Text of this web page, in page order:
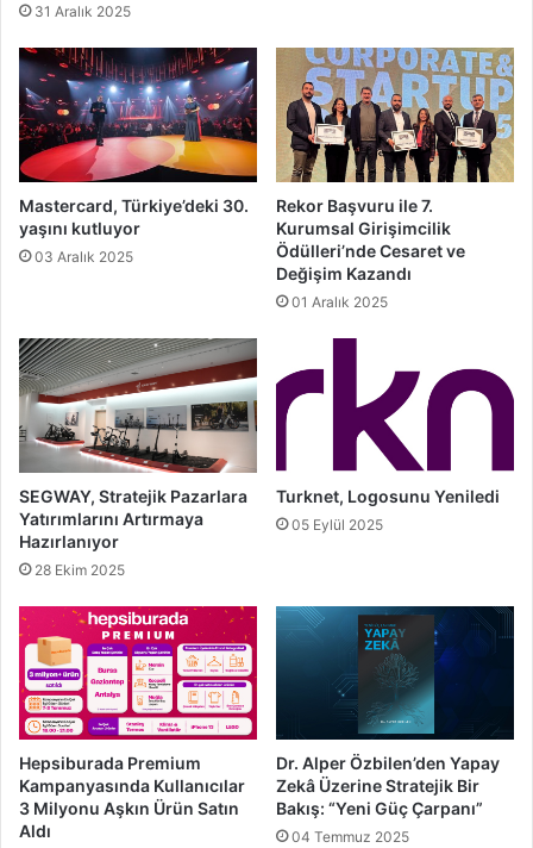
31 Aralık 2025
Mastercard, Türkiye’deki 30.
yaşını kutluyor
03 Aralık 2025
Rekor Başvuru ile 7.
Kurumsal Girişimcilik
Ödülleri’nde Cesaret ve
Değişim Kazandı
01 Aralık 2025
SEGWAY, Stratejik Pazarlara
Yatırımlarını Artırmaya
Hazırlanıyor
28 Ekim 2025
Turknet, Logosunu Yeniledi
05 Eylül 2025
Hepsiburada Premium
Kampanyasında Kullanıcılar
3 Milyonu Aşkın Ürün Satın
Aldı
Dr. Alper Özbilen’den Yapay
Zekâ Üzerine Stratejik Bir
Bakış: “Yeni Güç Çarpanı”
04 Temmuz 2025